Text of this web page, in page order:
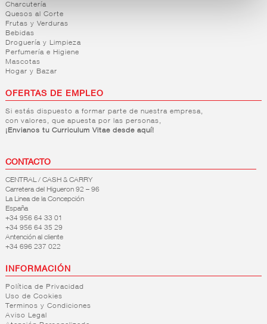
Charcutería
Quesos al Corte
Frutas y Verduras
Bebidas
Droguería y Limpieza
Perfumería e Higiene
Mascotas
Hogar y Bazar
OFERTAS DE EMPLEO
Si estás dispuesto a formar parte de nuestra empresa,
con valores, que apuesta por las personas,
¡Envianos tu Curriculum Vitae desde aquí!
CONTACTO
CENTRAL / CASH & CARRY
Carretera del Higueron 92 – 96
La Linea de la Concepción
España
+34 956 64 33 01
+34 956 64 35 29
Antención al cliente
+34 696 237 022
INFORMACIÓN
Política de Privacidad
Uso de Cookies
Terminos y Condiciones
Aviso Legal